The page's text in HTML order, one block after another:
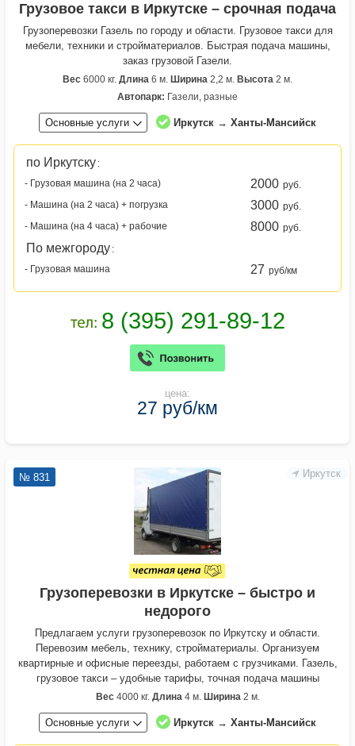
Грузовое такси в Иркутске – срочная подача
Грузоперевозки Газель по городу и области. Грузовое такси для
мебели, техники и стройматериалов. Быстрая подача машины,
заказ грузовой Газели.
Вес 6000 кг. Длина 6 м. Ширина 2,2 м. Высота 2 м.
Автопарк: Газели, разные
Основные услуги Иркутск → Ханты-Мансийск
по Иркутску :
- Грузовая машина (на 2 часа)
2000 руб.
- Машина (на 2 часа) + погрузка
3000 руб.
- Машина (на 4 часа) + рабочие
8000 руб.
По межгороду :
- Грузовая машина
27 руб/км
цена:
27 руб/км
Иркутск
№ 831
Грузоперевозки в Иркутске – быстро и
недорого
Предлагаем услуги грузоперевозок по Иркутску и области.
Перевозим мебель, технику, стройматериалы. Организуем
квартирные и офисные переезды, работаем с грузчиками. Газель,
грузовое такси – удобные тарифы, точная подача машины
Вес4000 кг. Длина4 м. Ширина2 м.
Основные услуги Иркутск → Ханты-Мансийск